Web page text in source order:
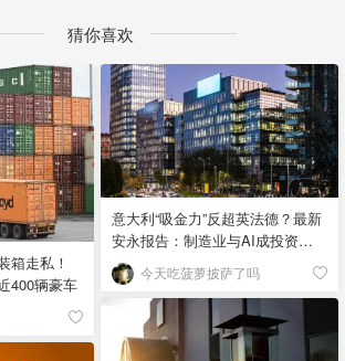
猜你喜欢
箱走私！
400辆豪车
意大利“吸金力”反超英法德？最新
安永报告：制造业与AI成投资新
宠！ 今天吃菠萝披萨了吗